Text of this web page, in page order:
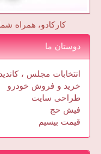
کارکادو، همراه
دوستان ما
انتخابات مجلس ،
خرید و فروش خودرو
طراحی سایت
فیش حج
قیمت بیسیم